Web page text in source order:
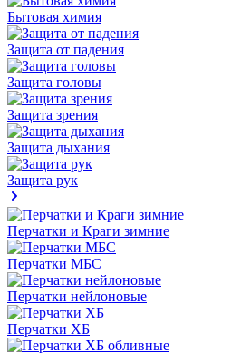
Бытовая химия
Защита от падения
Защита головы
Защита зрения
Защита дыхания
Защита рук
Перчатки и Краги зимние
Перчатки МБС
Перчатки нейлоновые
Перчатки ХБ